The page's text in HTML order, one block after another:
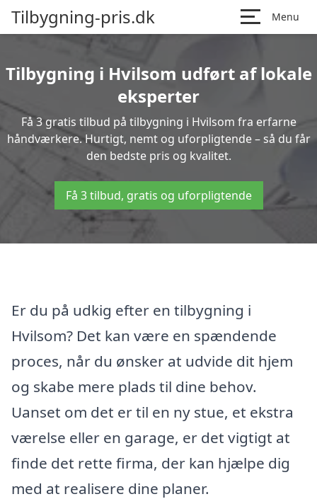
Tilbygning-pris.dk Menu
Tilbygning i Hvilsom udført af lokale
eksperter
Få 3 gratis tilbud på tilbygning i Hvilsom fra erfarne
håndværkere. Hurtigt, nemt og uforpligtende – så du får
den bedste pris og kvalitet.
Få 3 tilbud, gratis og uforpligtende
Er du på udkig efter en tilbygning i
Hvilsom? Det kan være en spændende
proces, når du ønsker at udvide dit hjem
og skabe mere plads til dine behov.
Uanset om det er til en ny stue, et ekstra
værelse eller en garage, er det vigtigt at
finde det rette firma, der kan hjælpe dig
med at realisere dine planer.